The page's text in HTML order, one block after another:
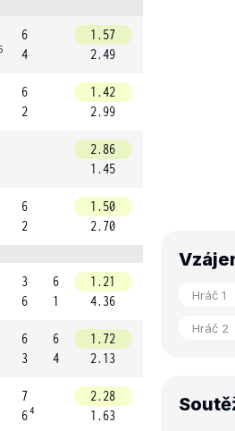
5
6
4
1.57
2.49
6
2
1.42
2.99
2.86
1.45
6
2
1.50
2.70
3
6
6
1
1.21
4.36
6
3
6
4
1.72
2.13
7
64
2.28
1.63